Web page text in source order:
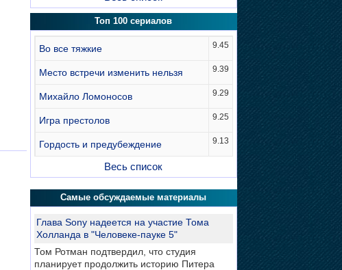
Топ 100 сериалов
Во все тяжкие 9.45
Место встречи изменить нельзя 9.39
Михайло Ломоносов 9.29
Игра престолов 9.25
Гордость и предубеждение 9.13
Весь список
Самые обсуждаемые материалы
Глава Sony надеется на участие Тома
Холланда в "Человеке-пауке 5"
Том Ротман подтвердил, что студия
планирует продолжить историю Питера